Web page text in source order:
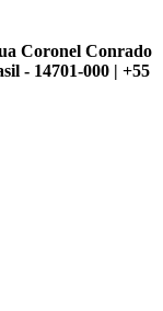
Coronel Conrado
- 14701-000 | +55